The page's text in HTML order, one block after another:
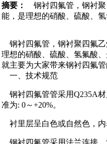
摘要：
钢衬四氟管，钢衬聚
能，是理想的硝酸、硫酸、氢
钢衬四氟管，钢衬聚四氟乙
理想的硝酸、硫酸、氢氟酸
就主要为大家带来钢衬四氟管
一、技术规范
钢衬四氟管管采用Q235A材
准为: 0～+20%。
衬里层呈白色或自然色，内
钢衬四氟管采用法兰连接，